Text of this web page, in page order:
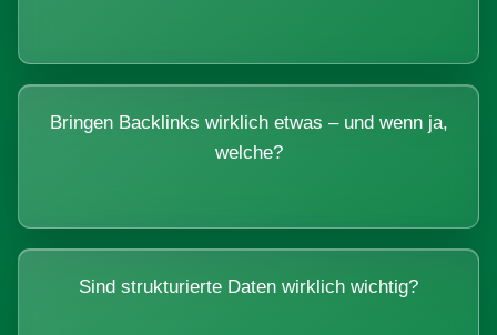
Bringen Backlinks wirklich etwas – und wenn ja,
welche?
Sind strukturierte Daten wirklich wichtig?